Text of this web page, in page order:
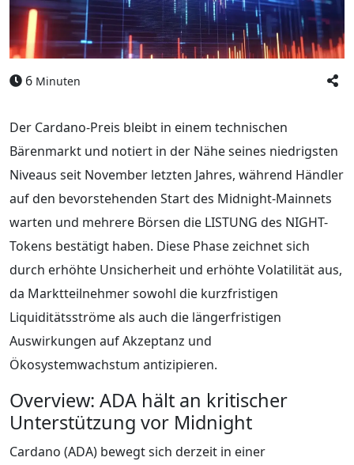
6 Minuten
Der Cardano-Preis bleibt in einem technischen
Bärenmarkt und notiert in der Nähe seines niedrigsten
Niveaus seit November letzten Jahres, während Händler
auf den bevorstehenden Start des Midnight-Mainnets
warten und mehrere Börsen die LISTUNG des NIGHT-
Tokens bestätigt haben. Diese Phase zeichnet sich
durch erhöhte Unsicherheit und erhöhte Volatilität aus,
da Marktteilnehmer sowohl die kurzfristigen
Liquiditätsströme als auch die längerfristigen
Auswirkungen auf Akzeptanz und
Ökosystemwachstum antizipieren.
Overview: ADA hält an kritischer
Unterstützung vor Midnight
Cardano (ADA) bewegt sich derzeit in einer